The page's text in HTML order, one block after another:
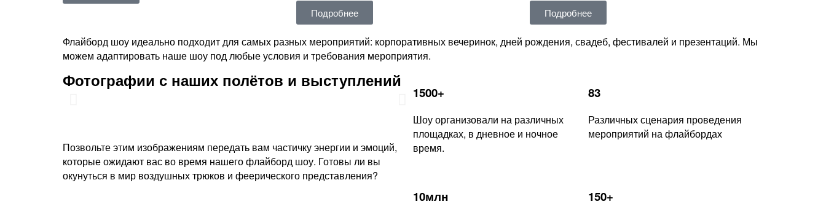
Подробнее Подробнее
Флайборд шоу идеально подходит для самых разных мероприятий: корпоративных вечеринок, дней рождения, свадеб, фестивалей и презентаций. Мы
можем адаптировать наше шоу под любые условия и требования мероприятия.
Фотографии с наших полётов и выступлений
Позвольте этим изображениям передать вам частичку энергии и эмоций,
которые ожидают вас во время нашего флайборд шоу. Готовы ли вы
окунуться в мир воздушных трюков и феерического представления?
1500+
Шоу организовали на различных
площадках, в дневное и ночное
время.
83
Различных сценария проведения
мероприятий на флайбордах
10млн 150+